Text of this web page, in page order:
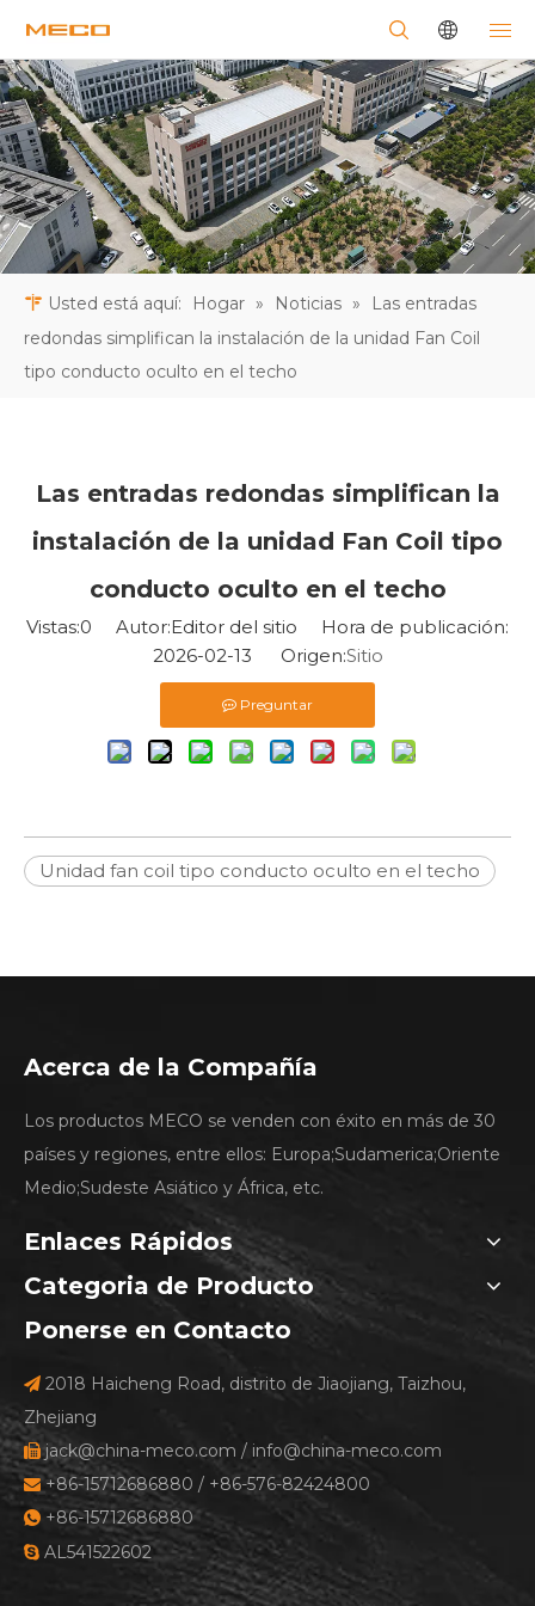
Usted está aquí: Hogar » Noticias »
Las entradas
redondas simplifican la instalación de la unidad Fan Coil
tipo conducto oculto en el techo
Las entradas redondas simplifican la
instalación de la unidad Fan Coil tipo
conducto oculto en el techo
Vistas:0 Autor:Editor del sitio Hora de publicación:
2026-02-13 Origen:Sitio
Preguntar
Unidad fan coil tipo conducto oculto en el techo
Acerca de la Compañía
Los productos MECO se venden con éxito en más de 30
países y regiones, entre ellos: Europa;Sudamerica;Oriente
Medio;Sudeste Asiático y África, etc.
Enlaces Rápidos
Categoria de Producto
Ponerse en Contacto
 2018 Haicheng Road, distrito de Jiaojiang, Taizhou,
Zhejiang
 jack@china-meco.com / info@china-meco.com
+86-15712686880 / +86-576-82424800
 +86-15712686880
 AL541522602